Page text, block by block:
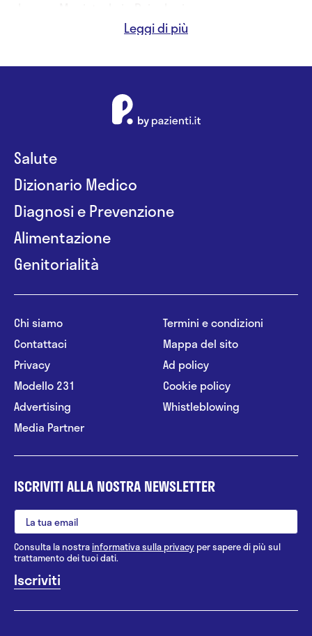
- Esperto in Counseling Relazionale
titolo "L'inclusione lavorativa delle persone con
“L'inclusione lavorativa delle persone con disabilità
intellettiva. Itinerari di ricerca e buone pratiche”,
Salute
Dizionario Medico
Diagnosi e Prevenzione
Alimentazione
Genitorialità
Chi siamo
Contattaci
Privacy
Modello 231
Advertising
Media Partner
Termini e condizioni
Mappa del sito
Ad policy
Cookie policy
Whistleblowing
ISCRIVITI ALLA NOSTRA NEWSLETTER
Consulta la nostrainformativa sulla privacy per sapere di più sul
trattamento dei tuoi dati.